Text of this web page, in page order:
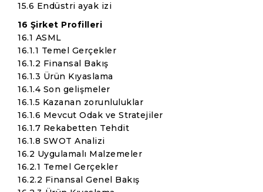
15.6 Endüstri ayak izi
16 Şirket Profilleri
16.1 ASML
16.1.1 Temel Gerçekler
16.1.2 Finansal Bakış
16.1.3 Ürün Kıyaslama
16.1.4 Son gelişmeler
16.1.5 Kazanan zorunluluklar
16.1.6 Mevcut Odak ve Stratejiler
16.1.7 Rekabetten Tehdit
16.1.8 SWOT Analizi
16.2 Uygulamalı Malzemeler
16.2.1 Temel Gerçekler
16.2.2 Finansal Genel Bakış